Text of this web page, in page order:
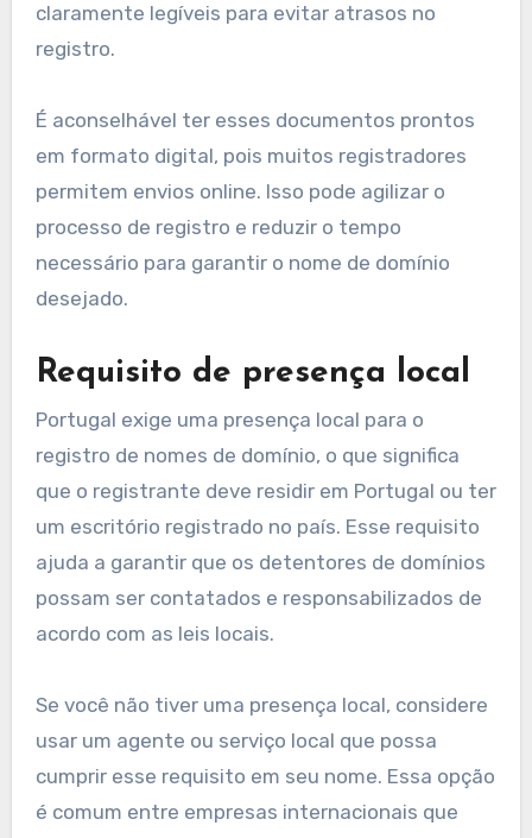
claramente legíveis para evitar atrasos no
registro.
É aconselhável ter esses documentos prontos
em formato digital, pois muitos registradores
permitem envios online. Isso pode agilizar o
processo de registro e reduzir o tempo
necessário para garantir o nome de domínio
desejado.
Requisito de presença local
Portugal exige uma presença local para o
registro de nomes de domínio, o que significa
que o registrante deve residir em Portugal ou ter
um escritório registrado no país. Esse requisito
ajuda a garantir que os detentores de domínios
possam ser contatados e responsabilizados de
acordo com as leis locais.
Se você não tiver uma presença local, considere
usar um agente ou serviço local que possa
cumprir esse requisito em seu nome. Essa opção
é comum entre empresas internacionais que